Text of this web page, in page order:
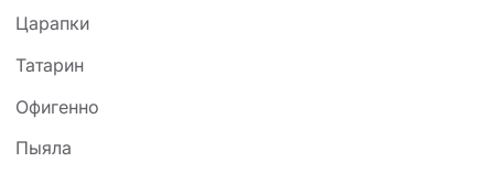
Царапки
Татарин
Офигенно
Пыяла